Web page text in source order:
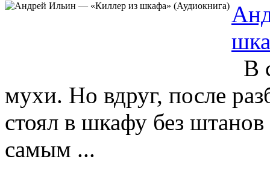
В
мухи. Но вдруг, после
стоял в шкафу без
самым ...